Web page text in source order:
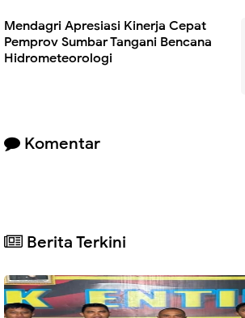
Mendagri Apresiasi Kinerja Cepat
Pemprov Sumbar Tangani Bencana
Hidrometeorologi
Komentar
Berita Terkini